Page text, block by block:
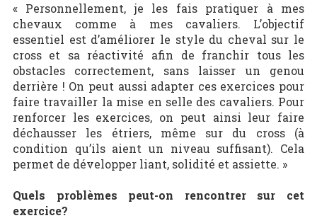
« Personnellement, je les fais pratiquer à mes
chevaux comme à mes cavaliers. L’objectif
essentiel est d’améliorer le style du cheval sur le
cross et sa réactivité afin de franchir tous les
obstacles correctement, sans laisser un genou
derrière ! On peut aussi adapter ces exercices pour
faire travailler la mise en selle des cavaliers. Pour
renforcer les exercices, on peut ainsi leur faire
déchausser les étriers, même sur du cross (à
condition qu’ils aient un niveau suffisant). Cela
permet de développer liant, solidité et assiette. »
Quels problèmes peut-on rencontrer sur cet
exercice?